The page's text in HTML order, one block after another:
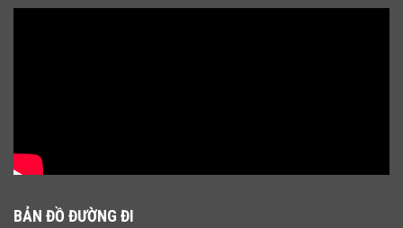
BẢN ĐỒ ĐƯỜNG ĐI